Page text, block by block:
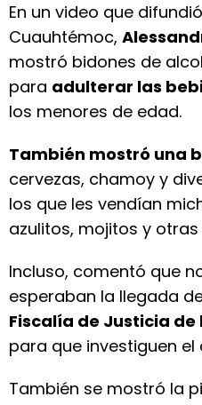
En un video que
Cuauhtémoc,
mostró bidones de
para adulterar las
los menores de edad.
También mostró una
cervezas, chamoy y
los que les vendían
azulitos, mojitos y
Incluso, comentó que
esperaban la llegada
Fiscalía de Justicia de
para que investiguen el
También se mostró la